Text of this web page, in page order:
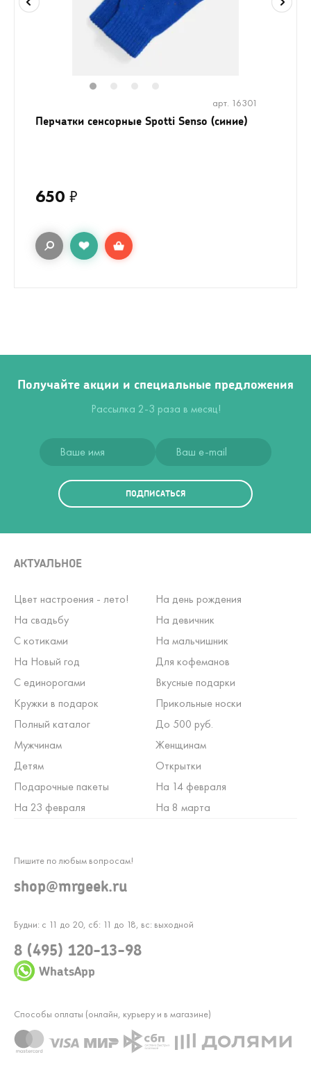
арт. 16301
Перчатки сенсорные Spotti Senso (синие)
650 ₽
Получайте акции и специальные предложения
Рассылка 2-3 раза в месяц!
ПОДПИСАТЬСЯ
АКТУАЛЬНОЕ
Цвет настроения - лето!
На день рождения
На свадьбу
На девичник
С котиками
На мальчишник
На Новый год
Для кофеманов
С единорогами
Вкусные подарки
Кружки в подарок
Прикольные носки
Полный каталог
До 500 руб.
Мужчинам
Женщинам
Детям
Открытки
Подарочные пакеты
На 14 февраля
На 23 февраля
На 8 марта
Будни: с 11 до 20, сб: 11 до 18, вс: выходной
8 (495) 120-13-98
WhatsApp
Пишите по любым вопросам!
shop@mrgeek.ru
Способы оплаты (онлайн, курьеру и в магазине)